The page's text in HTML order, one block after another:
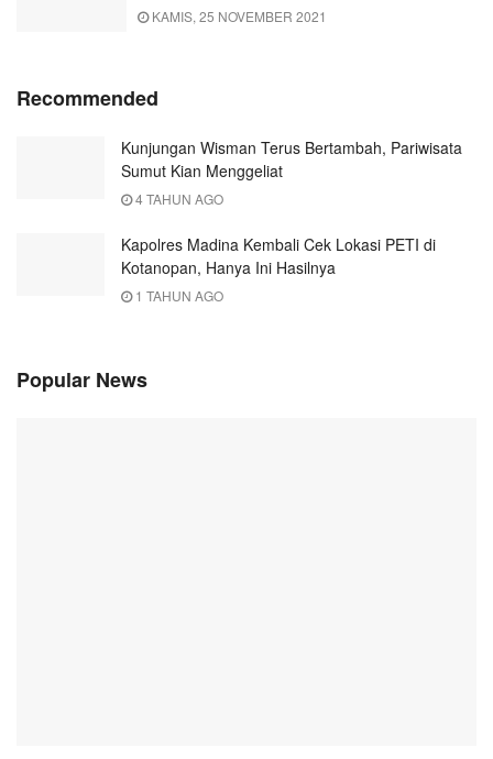
KAMIS, 25 NOVEMBER 2021
Recommended
Kunjungan Wisman Terus Bertambah, Pariwisata
Sumut Kian Menggeliat
4 TAHUN AGO
Kapolres Madina Kembali Cek Lokasi PETI di
Kotanopan, Hanya Ini Hasilnya
1 TAHUN AGO
Popular News